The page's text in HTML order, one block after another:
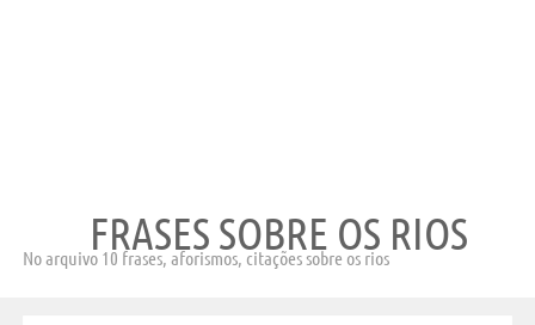
FRASES SOBRE OS RIOS
No arquivo 10 frases, aforismos, citações sobre os rios